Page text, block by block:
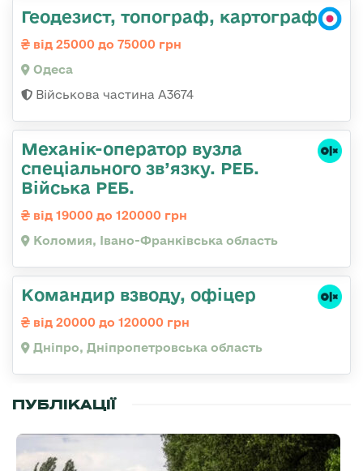
Геодезист, топограф, картограф
від 25000 до 75000 грн
Одеса
Військова частина А3674
Механік-оператор вузла
спеціального зв’язку. РЕБ.
Війська РЕБ.
від 19000 до 120000 грн
Коломия, Івано-Франківська область
Командир взводу, офіцер
від 20000 до 120000 грн
Дніпро, Дніпропетровська область
ПУБЛІКАЦІЇ